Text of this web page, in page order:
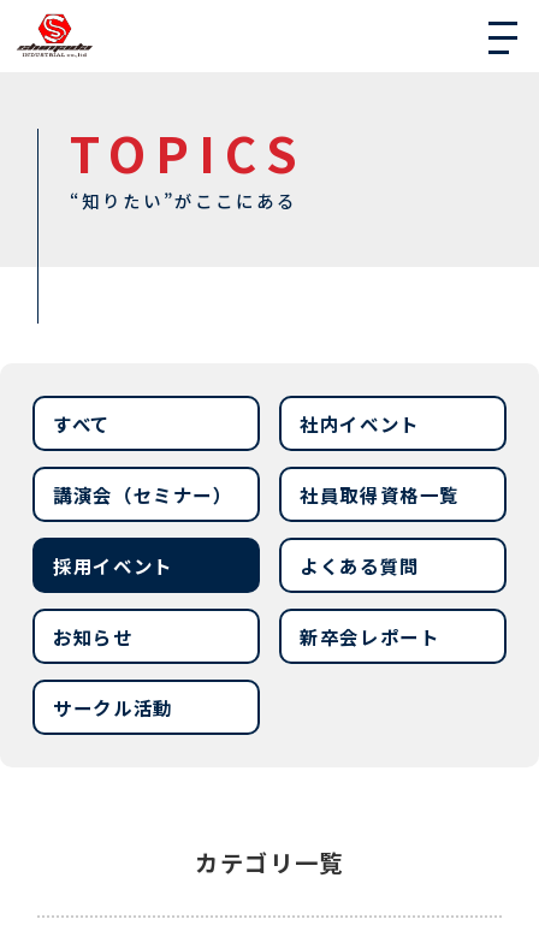
TOPICS
“知りたい”がここにある
すべて 社内イベント
講演会（セミナー） 社員取得資格一覧
採用イベント よくある質問
お知らせ 新卒会レポート
サークル活動
カテゴリ一覧